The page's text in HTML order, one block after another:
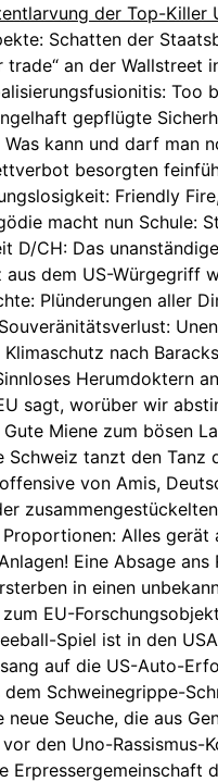
der Top-Killer
Schatten der
an der Wallstreet
Too
gepflügte
kann und darf man
besorgten
Friendly
macht nun Schule:
D/CH: Das
aus dem US-Würgegriff
Plünderungen aller
nach
Herumdoktern
sagt, worüber wir
Miene zum bösen
Schweiz tanzt den Tanz
von Amis,
Alles gerät
Eine Absage
in einen
EU-
Spiel ist in den
auf die US-Auto-
dem Schweinegrippe-
neue Seuche, die aus
den Uno-Rassismus-
Erpressergemeinschaft